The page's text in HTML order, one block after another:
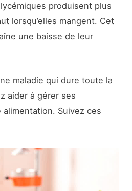
produisent plus
lorsqu’elles mangent. Cet
une baisse de leur
maladie qui dure toute la
aider à gérer ses
Suivez ces